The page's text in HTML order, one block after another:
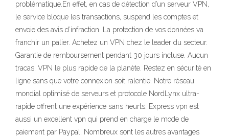
problématique.En effet, en cas de détection d’un serveur VPN,
le service bloque les transactions, suspend les comptes et
envoie des avis d’infraction. La protection de vos données va
franchir un palier. Achetez un VPN chez le leader du secteur.
Garantie de remboursement pendant 30 jours incluse. Aucun
tracas. VPN le plus rapide de la planète. Restez en sécurité en
ligne sans que votre connexion soit ralentie. Notre réseau
mondial optimisé de serveurs et protocole NordLynx ultra-
rapide offrent une expérience sans heurts. Express vpn est
aussi un excellent vpn qui prend en charge le mode de
paiement par Paypal. Nombreux sont les autres avantages